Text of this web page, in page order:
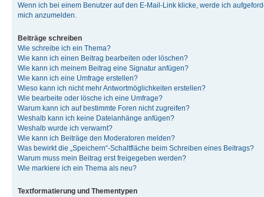
Wenn ich bei einem Benutzer auf den E-Mail-Link klicke, werde ich
mich anzumelden.
Beiträge schreiben
Wie schreibe ich ein Thema?
Wie kann ich einen Beitrag bearbeiten oder löschen?
Wie kann ich meinem Beitrag eine Signatur anfügen?
Wie kann ich eine Umfrage erstellen?
Wieso kann ich nicht mehr Antwortmöglichkeiten erstellen?
Wie bearbeite oder lösche ich eine Umfrage?
Warum kann ich auf bestimmte Foren nicht zugreifen?
Weshalb kann ich keine Dateianhänge anfügen?
Weshalb wurde ich verwarnt?
Wie kann ich Beiträge den Moderatoren melden?
Was bewirkt die „Speichern“-Schaltfläche beim Schreiben eines Beitrags?
Warum muss mein Beitrag erst freigegeben werden?
Wie markiere ich ein Thema als neu?
Textformatierung und Thementypen